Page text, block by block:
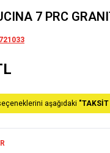
7 PRC
aşağıdaki "TAKSİT